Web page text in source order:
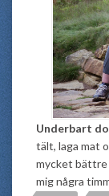
Underbart
tält, laga mat
mycket bättre
mig några